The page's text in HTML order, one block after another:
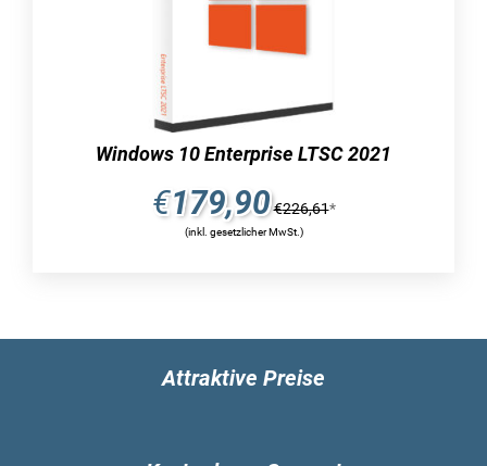
dieses softwarepaket wurde speziell für
umfangreiche teams entwickelt, die über große
entfernungen hinweg kooperativ
integriert nahtlos skype for business und
ermöglicht die direkte nutzung der app. durch
die cloud ist es möglich, diagramme
gemeinsam zu bearbeiten. jeder lizenzinhaber
ist es eine
Windows 10 Enterprise LTSC 2021
€179,90€226,61*
(inkl. gesetzlicher MwSt.)
Attraktive Preise